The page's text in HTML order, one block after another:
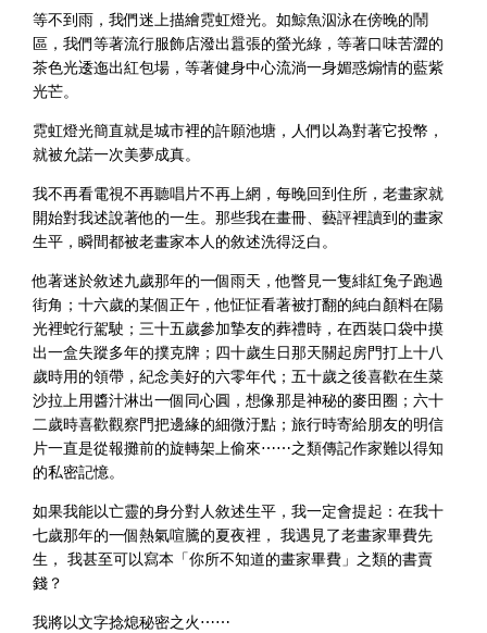
等不到雨，我們迷上描繪霓虹燈光。如鯨魚泅泳在傍晚的鬧
區，我們等著流行服飾店潑出囂張的螢光綠，等著口味苦澀的
茶色光逶迤出紅包場，等著健身中心流淌一身媚惑煽情的藍紫
光芒。
霓虹燈光簡直就是城市裡的許願池塘，人們以為對著它投幣，
就被允諾一次美夢成真。
我不再看電視不再聽唱片不再上網，每晚回到住所，老畫家就
開始對我述說著他的一生。那些我在畫冊、藝評裡讀到的畫家
生平，瞬間都被老畫家本人的敘述洗得泛白。
他著迷於敘述九歲那年的一個雨天，他瞥見一隻緋紅兔子跑過
街角；十六歲的某個正午，他怔怔看著被打翻的純白顏料在陽
光裡蛇行駕駛；三十五歲參加摯友的葬禮時，在西裝口袋中摸
出一盒失蹤多年的撲克牌；四十歲生日那天關起房門打上十八
歲時用的領帶，紀念美好的六零年代；五十歲之後喜歡在生菜
沙拉上用醬汁淋出一個同心圓，想像那是神秘的麥田圈；六十
二歲時喜歡觀察門把邊緣的細微汙點；旅行時寄給朋友的明信
片一直是從報攤前的旋轉架上偷來⋯⋯之類傳記作家難以得知
的私密記憶。
如果我能以亡靈的身分對人敘述生平，我一定會提起：在我十
七歲那年的一個熱氣喧騰的夏夜裡， 我遇見了老畫家畢費先
生， 我甚至可以寫本「你所不知道的畫家畢費」之類的書賣
錢？
我將以文字捻熄秘密之火⋯⋯